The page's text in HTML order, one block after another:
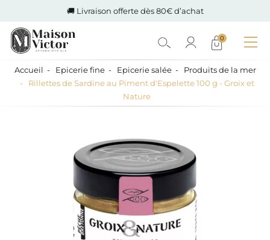
🚚 Livraison offerte dès 80€ d’achat
0
Accueil Epicerie fine Epicerie salée
Produits de la mer
Rillettes de Sardine au Piment d'Espelette 100 g - Groix et
Nature